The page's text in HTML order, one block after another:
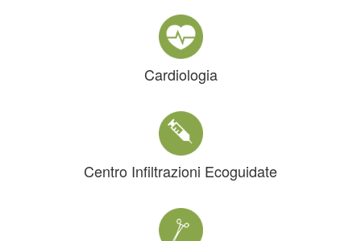
Cardiologia
Centro Infiltrazioni Ecoguidate